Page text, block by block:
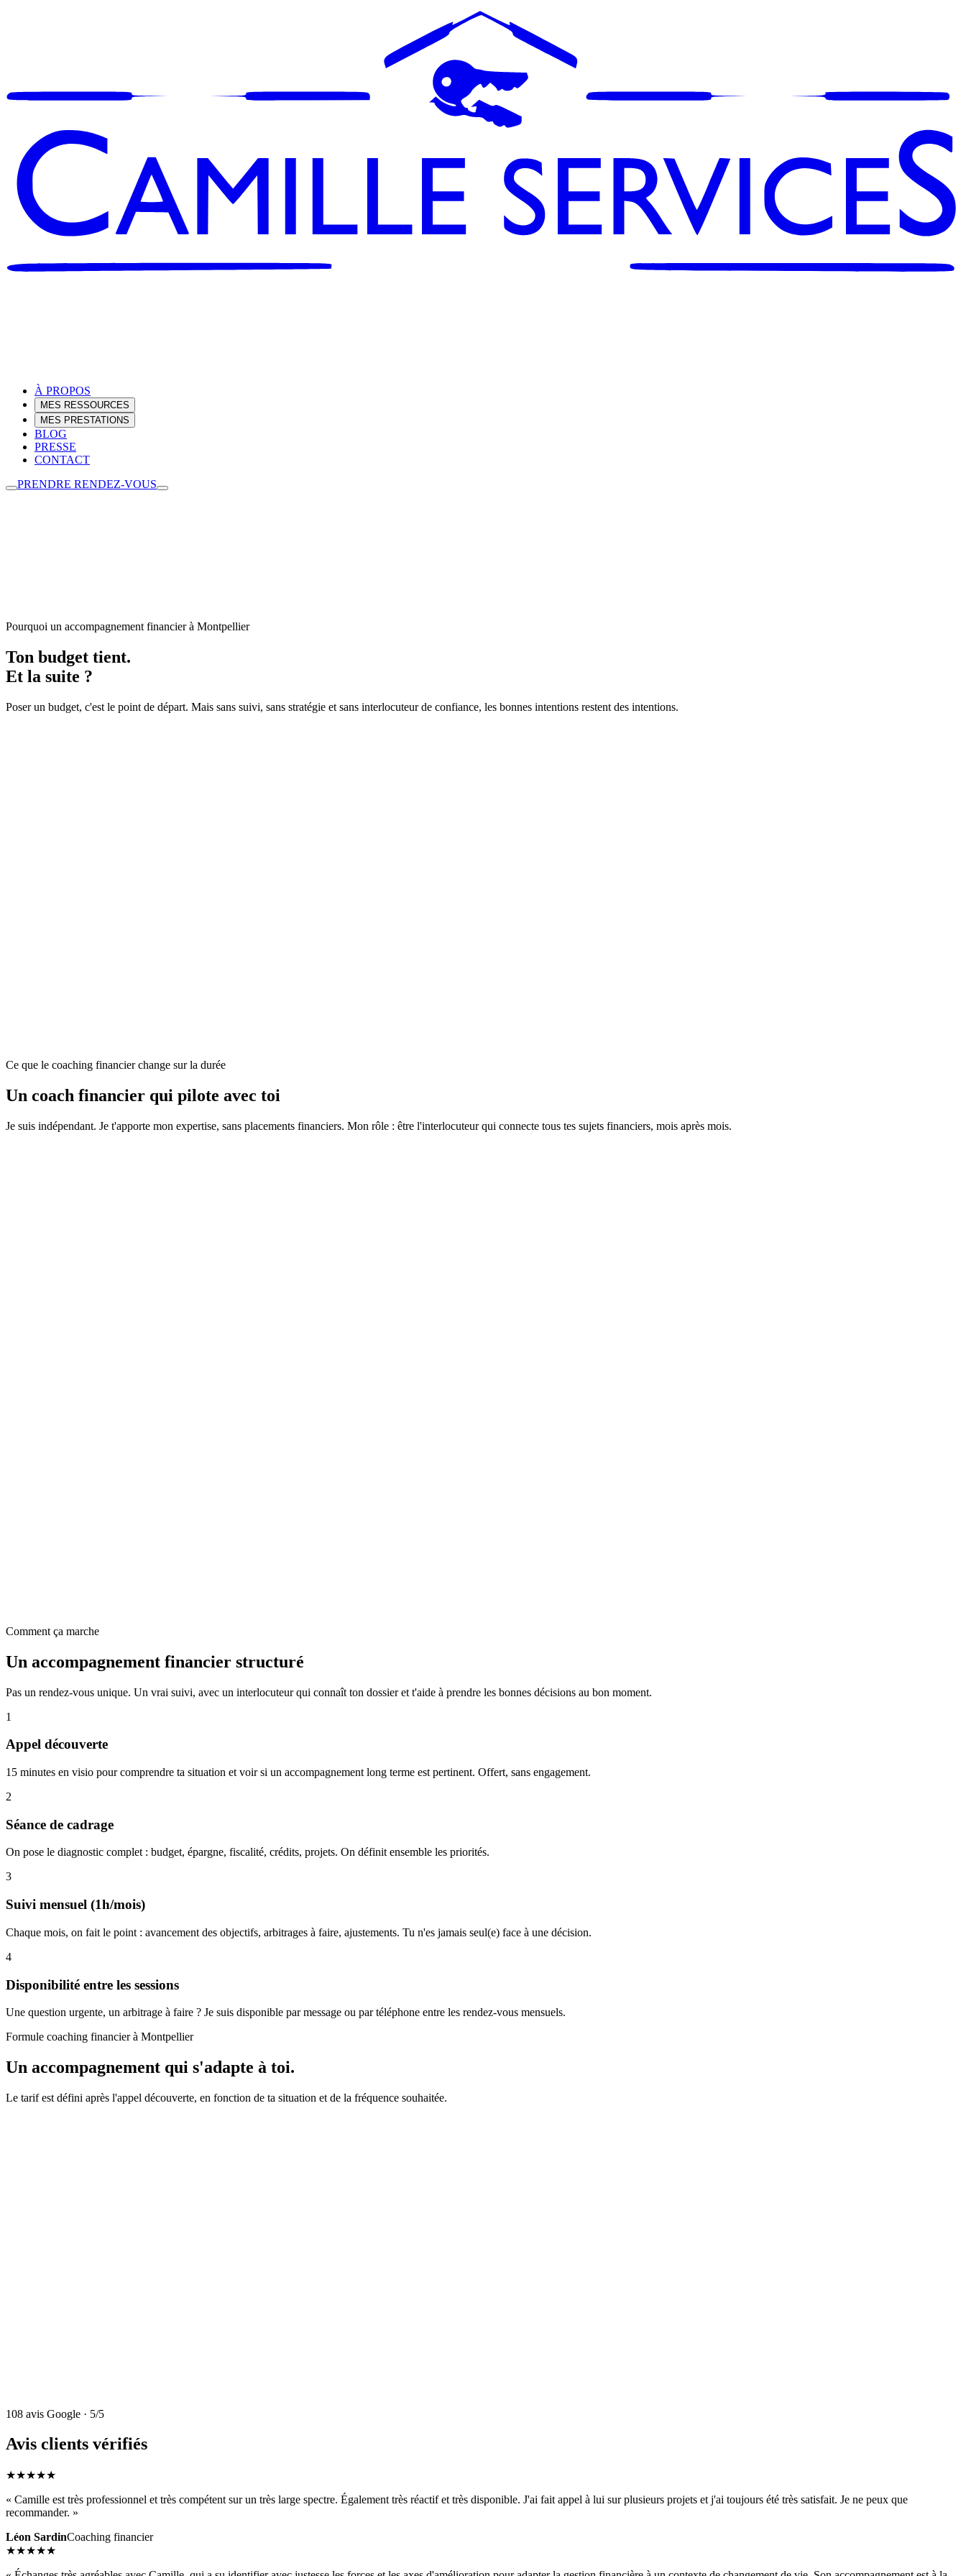
À PROPOS
MES RESSOURCES
MES PRESTATIONS
BLOG
PRESSE
CONTACT
PRENDRE RENDEZ-VOUS
Pourquoi un accompagnement financier à Montpellier
Ton budget tient.
Et la suite ?
Poser un budget, c'est le point de départ. Mais sans suivi, sans stratégie et sans interlocuteur de confiance, les bonnes intentions restent des intentions.
Ce que le coaching financier change sur la durée
Un coach financier qui pilote avec toi
Je suis indépendant. Je t'apporte mon expertise, sans placements financiers. Mon rôle : être l'interlocuteur qui connecte tous tes sujets financiers, mois après mois.
Comment ça marche
Un accompagnement financier structuré
Pas un rendez-vous unique. Un vrai suivi, avec un interlocuteur qui connaît ton dossier et t'aide à prendre les bonnes décisions au bon moment.
1
Appel découverte
15 minutes en visio pour comprendre ta situation et voir si un accompagnement long terme est pertinent. Offert, sans engagement.
2
Séance de cadrage
On pose le diagnostic complet : budget, épargne, fiscalité, crédits, projets. On définit ensemble les priorités.
3
Suivi mensuel (1h/mois)
Chaque mois, on fait le point : avancement des objectifs, arbitrages à faire, ajustements. Tu n'es jamais seul(e) face à une décision.
4
Disponibilité entre les sessions
Une question urgente, un arbitrage à faire ? Je suis disponible par message ou par téléphone entre les rendez-vous mensuels.
Formule coaching financier à Montpellier
Un accompagnement qui s'adapte à toi.
Le tarif est défini après l'appel découverte, en fonction de ta situation et de la fréquence souhaitée.
108 avis Google · 5/5
Avis clients vérifiés
★★★★★
« Camille est très professionnel et très compétent sur un très large spectre. Également très réactif et très disponible. J'ai fait appel à lui sur plusieurs projets et j'ai toujours été très satisfait. Je ne peux que
recommander. »
Léon SardinCoaching financier
★★★★★